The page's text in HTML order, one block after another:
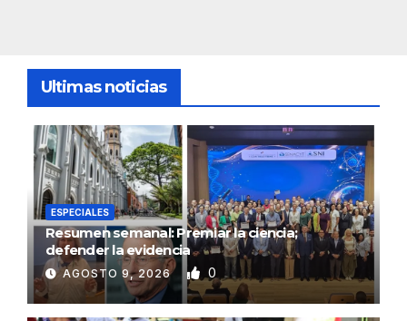
Ultimas noticias
ESPECIALES
Resumen semanal: Premiar la ciencia;
defender la evidencia
AGOSTO 9, 2026 0